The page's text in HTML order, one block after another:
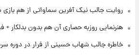
بلندمدت + جدول
۱ روز پیش
سیگنال‌های جدید برای
قیمت سکه و طلا فردا
روایت جالب نیک آفرین سماواتی از هم بازی
هنرنمایی روزبه حصاری آن هم بدون بدلکار +
خاطره جالب شهاب حسینی از فرار در دوره